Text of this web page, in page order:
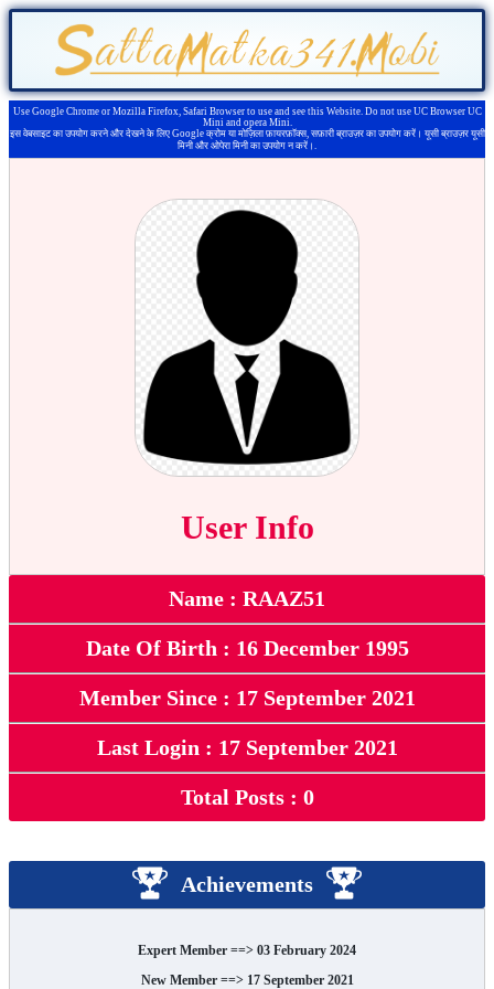
Use Google Chrome or Mozilla Firefox, Safari Browser to use and see this Website. Do not use UC Browser UC
Mini and opera Mini.
इस वेबसाइट का उपयोग करने और देखने के लिए Google क्रोम या मोज़िला फ़ायरफ़ॉक्स, सफ़ारी ब्राउज़र का उपयोग करें। यूसी ब्राउज़र यूसी
मिनी और ओपेरा मिनी का उपयोग न करें।.
User Info
Name : RAAZ51
Date Of Birth : 16 December 1995
Member Since : 17 September 2021
Last Login : 17 September 2021
Total Posts : 0
Achievements
Expert Member ==> 03 February 2024
New Member ==> 17 September 2021